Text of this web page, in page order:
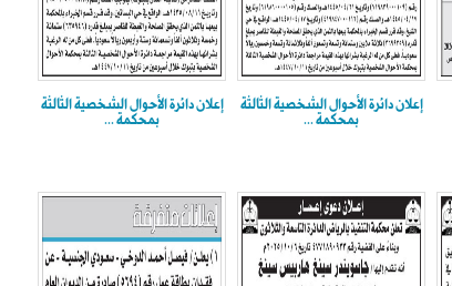
إعلان دائرة الأحوال الشخصية الثالثة
بمحكمة ...
إعلان دائرة الأحوال الشخصية الثالثة
بمحكمة ...